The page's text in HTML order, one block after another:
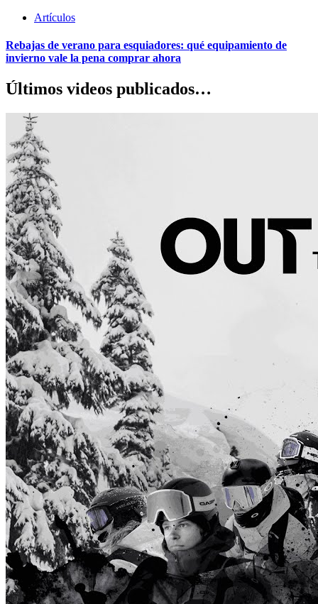
Artículos
Rebajas de verano para esquiadores: qué equipamiento de
invierno vale la pena comprar ahora
Últimos videos publicados…